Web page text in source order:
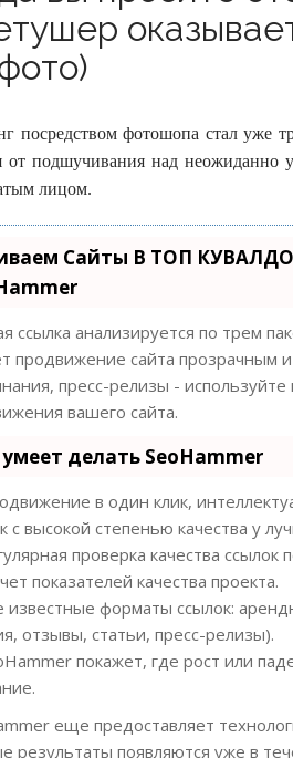
посредством фотошопа стал уже
от подшучивания над неожиданно
лицом.
Сайты В ТОП
ссылка анализируется по трем
продвижение сайта прозрачным
пресс-релизы -
вашего сайта.
делать SeoHammer
в один клик,
с высокой степенью качества у
проверка качества
показателей качества проекта.
форматы ссылок:
отзывы, статьи, пресс-релизы).
покажет, где рост или
еще предоставляет
результаты появляются уже в